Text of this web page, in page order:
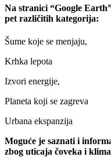
Na stranici “Google
pet različitih kategorija:
Šume koje se menjaju,
Krhka lepota
Izvori energije,
Planeta koji se zagreva
Urbana ekspanzija
Moguće je saznati i
zbog uticaja čoveka i